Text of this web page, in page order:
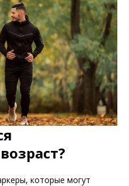
которые могут